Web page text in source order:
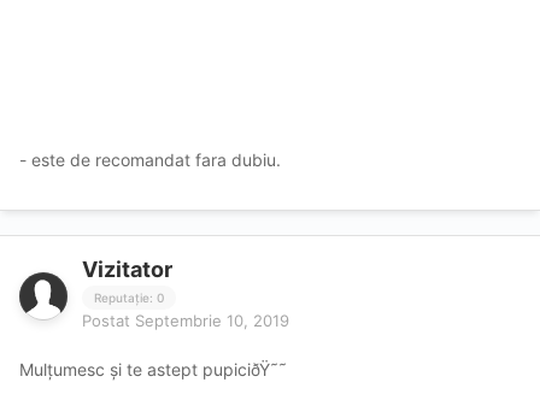
- este de recomandat fara dubiu.
Vizitator
Reputație: 0
Postat Septembrie 10, 2019
Mulțumesc și te astept pupiciðŸ˜˜